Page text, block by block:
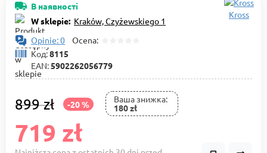
В наявності
W sklepie: Kraków, Czyżewskiego 1
Opinie: 0 Ocena:
Код:8115
EAN:5902262056779
Kross
899 zł -20 %
Ваша знижка:
180 zł
719 zł